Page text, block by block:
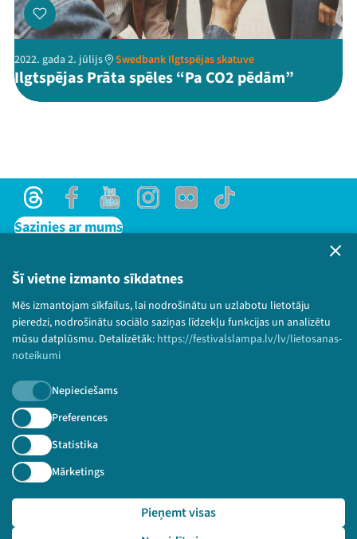
Šī vietne izmanto sīkdatnes
Mēs izmantojam sīkfailus, lai nodrošinātu un uzlabotu lietotāju
pieredzi, nodrošinātu sociālo saziņas līdzekļu funkcijas un analizētu
mūsu datplūsmu. Detalizētāk: https://festivalslampa.lv/lv/lietosanas-
noteikumi
Nepieciešams
Preferences
Statistika
Mārketings
Pieņemt visas
2022. gada 2. jūlijs Swedbank Ilgtspējas skatuve
Ilgtspējas Prāta spēles “Pa CO2 pēdām”
ThreadsFacebookYoutubeInstagram
Flick TikTok
Sazinies ar mums
Lietošanas noteikumi un sīkdatņu politika
Bērnu aizsardzības politika
© 2026 Sarunu festivāls LAMPA Visas tiesības
paturētas.
Piesakies jaunumiem!
Nepalaid garām aktuālāko informāciju!
Pieteikties